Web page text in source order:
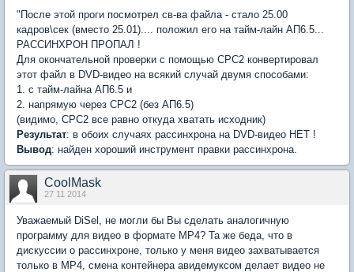
"После этой проги посмотрел св-ва файла - стало 25.00
кадров\сек (вместо 25.01).... положил его на тайм-лайн АП6.5...
РАССИНХРОН ПРОПАЛ !
Для окончательной проверки с помощью СРС2 конвертировал
этот файл в DVD-видео на всякий случай двумя способами:
1. с тайм-лайна АП6.5 и
2. напрямую через СРС2 (без АП6.5)
(видимо, СРС2 все равно откуда хватать исходник)
Результат: в обоих случаях рассинхрона на DVD-видео НЕТ !
Вывод: найден хороший инструмент правки рассинхрона.
CoolMask
27 11 2014
Уважаемый DiSel, не могли бы Вы сделать аналогичную
программу для видео в формате MP4? Та же беда, что в
дискуссии о рассинхроне, только у меня видео захватывается
только в MP4, смена контейнера авидемуксом делает видео не